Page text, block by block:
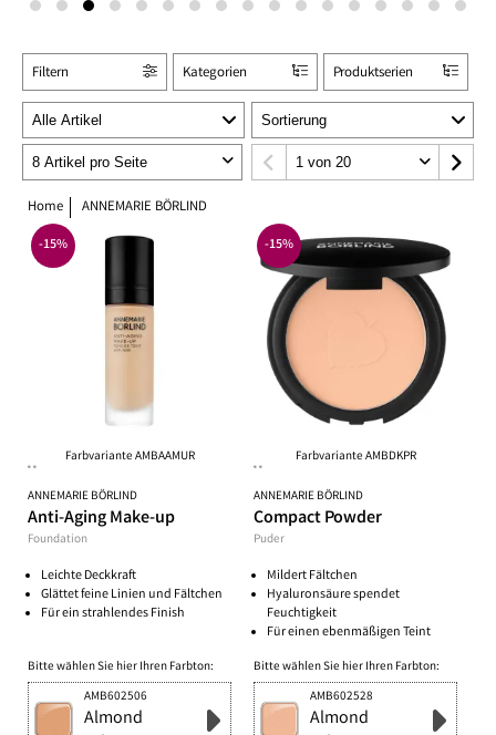
Kategorien Produktserien
Filtern
Home ANNEMARIE BÖRLIND
Farbvariante AMBAAMUR
**
ANNEMARIE BÖRLIND
Anti-Aging Make-up
Foundation
Leichte Deckkraft
Glättet feine Linien und Fältchen
Für ein strahlendes Finish
Bitte wählen Sie hier Ihren Farbton:
AMB602506
Almond
-15%
Farbvariante AMBDKPR
**
ANNEMARIE BÖRLIND
Compact Powder
Puder
Mildert Fältchen
Hyaluronsäure spendet
Feuchtigkeit
Für einen ebenmäßigen Teint
Bitte wählen Sie hier Ihren Farbton:
AMB602528
Almond
-15%